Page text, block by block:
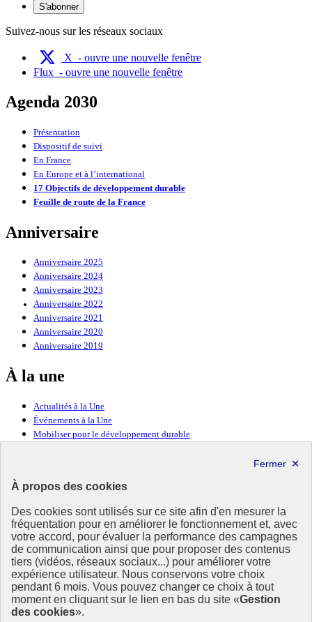
À propos des cookies
Des cookies sont utilisés sur ce site afin d'en mesurer la
fréquentation pour en améliorer le fonctionnement et, avec
votre accord, pour évaluer la performance des campagnes
de communication ainsi que pour proposer des contenus
tiers (vidéos, réseaux sociaux...) pour améliorer votre
expérience utilisateur. Nous conservons votre choix
pendant 6 mois. Vous pouvez changer ce choix à tout
moment en cliquant sur le lien en bas du site «Gestion
des cookies».
S'abonner
Suivez-nous sur les réseaux sociaux
X - ouvre une nouvelle fenêtre
Flux - ouvre une nouvelle fenêtre
Agenda 2030
Présentation
Dispositif de suivi
En France
En Europe et à l’international
17 Objectifs de développement durable
Feuille de route de la France
Anniversaire
Anniversaire 2025
Anniversaire 2024
Anniversaire 2023
Anniversaire 2022
Anniversaire 2021
Anniversaire 2020
Anniversaire 2019
À la une
Actualités à la Une
Événements à la Une
Mobiliser pour le développement durable
Ressources
Ressources
La Méth’ODD
Gouvernement
Ce site propose l’information de référence concernant l’Agenda
2030 et la feuille de route de la France. Il valorise la mobilisation de
tous les acteurs.